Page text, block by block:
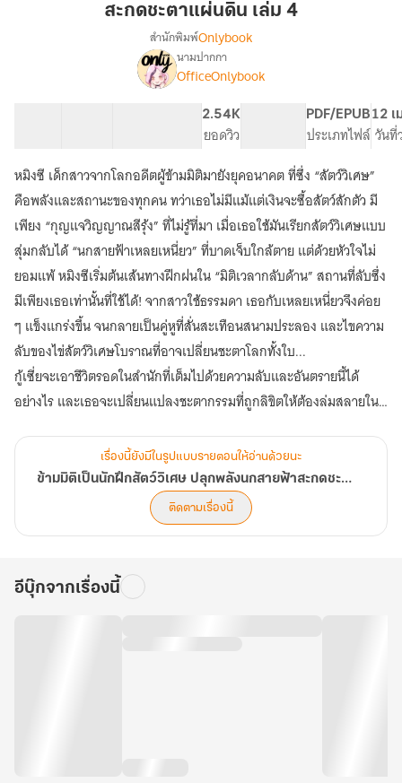
ฝึก
วิเศษ
พลัง
สายฟ้า
สะกด
แผ่น
ดิน
เล่ม
4
สะกดชะตาแผ่นดิน เล่ม 4
เรื่อง
ข้าม
มิติ
เป็น
นัก
ฝึก
สัตว์
วิเศษ
ปลุก
พลัง
นก
สายฟ้า
สะกด
ชะตา
แผ่น
ดิน
สำนักพิมพ์Onlybook
นามปากกา
OfficeOnlybook
2.54K
ยอดวิว
PDF/EPUB
ประเภทไฟล์
12 เ
วันที่
หมิงซี เด็กสาวจากโลกอดีตผู้ข้ามมิติมายังยุคอนาคต ที่ซึ่ง “สัตว์วิเศษ”
คือพลังและสถานะของทุกคน ทว่าเธอไม่มีแม้แต่เงินจะซื้อสัตว์สักตัว มี
เพียง “กุญแจวิญญาณสีรุ้ง” ที่ไม่รู้ที่มา เมื่อเธอใช้มันเรียกสัตว์วิเศษแบบ
สุ่มกลับได้ “นกสายฟ้าเหลยเหนี่ยว” ที่บาดเจ็บใกล้ตาย แต่ด้วยหัวใจไม่
ยอมแพ้ หมิงซีเริ่มต้นเส้นทางฝึกฝนใน “มิติเวลากลับด้าน” สถานที่ลับซึ่ง
มีเพียงเธอเท่านั้นที่ใช้ได้! จากสาวใช้ธรรมดา เธอกับเหลยเหนี่ยวจึงค่อย
ๆ แข็งแกร่งขึ้น จนกลายเป็นคู่หูที่สั่นสะเทือนสนามประลอง และไขความ
ลับของไข่สัตว์วิเศษโบราณที่อาจเปลี่ยนชะตาโลกทั้งใบ...
กู้เซี่ยจะเอาชีวิตรอดในสำนักที่เต็มไปด้วยความลับและอันตรายนี้ได้
อย่างไร และเธอจะเปลี่ยนแปลงชะตากรรมที่ถูกลิขิตให้ต้องล่มสลายใน
เรื่องนี้ยังมีในรูปแบบรายตอนให้อ่านด้วยนะ
ข้ามมิติเป็นนักฝึกสัตว์วิเศษ ปลุกพลังนกสายฟ้าสะกดชะตาแผ่นดิน
ติดตามเรื่องนี้
อีบุ๊กจากเรื่องนี้